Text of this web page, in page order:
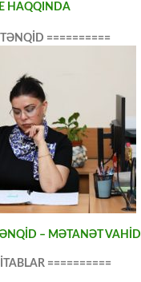
HAQQINDA
==========
– MƏTANƏT VAHİD
==========